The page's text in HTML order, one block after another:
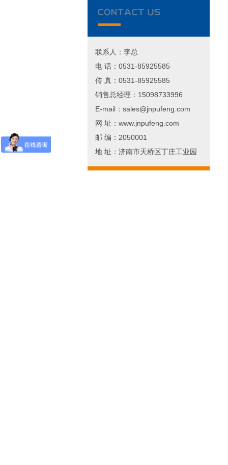
联系人：李总
电 话：0531-85925585
传 真：0531-85925585
销售总经理：15098733996
E-mail：sales@jnpufeng.com
网 址：www.jnpufeng.com
邮 编：2050001
地 址：济南市天桥区丁庄工业园